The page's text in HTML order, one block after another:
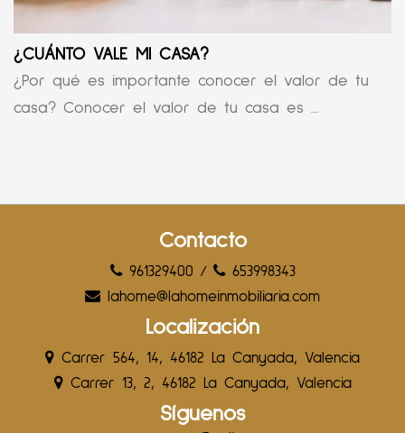
¿CUÁNTO VALE MI CASA?
¿Por qué es importante conocer el valor de tu
casa? Conocer el valor de tu casa es ...
Contacto
961329400 /
653998343
lahome@lahomeinmobiliaria.com
Localización
Carrer 564, 14, 46182 La Canyada, Valencia
Carrer 13, 2, 46182 La Canyada, Valencia
Síguenos